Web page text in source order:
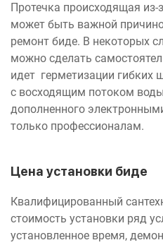
Протечка происходящая
может быть важной
ремонт биде. В некоторых
можно сделать
идет герметизации гибких
с восходящим потоком
дополненного
только профессионалам.
Цена установки биде
Квалифицированный
стоимость установки ряд
установленное время,